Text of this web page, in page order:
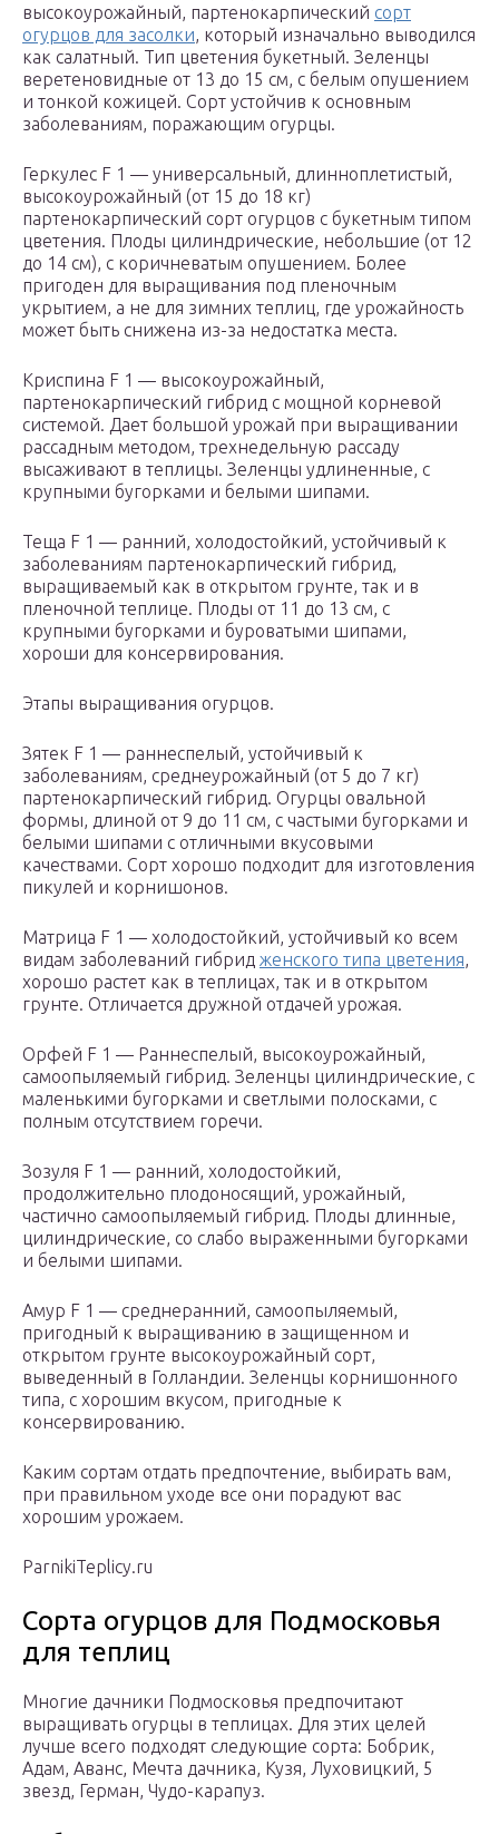
высокоурожайный, партенокарпический сорт
огурцов для засолки, который изначально выводился
как салатный. Тип цветения букетный. Зеленцы
веретеновидные от 13 до 15 см, с белым опушением
и тонкой кожицей. Сорт устойчив к основным
заболеваниям, поражающим огурцы.
Геркулес F 1 — универсальный, длинноплетистый,
высокоурожайный (от 15 до 18 кг)
партенокарпический сорт огурцов с букетным типом
цветения. Плоды цилиндрические, небольшие (от 12
до 14 см), с коричневатым опушением. Более
пригоден для выращивания под пленочным
укрытием, а не для зимних теплиц, где урожайность
может быть снижена из-за недостатка места.
Криспина F 1 — высокоурожайный,
партенокарпический гибрид с мощной корневой
системой. Дает большой урожай при выращивании
рассадным методом, трехнедельную рассаду
высаживают в теплицы. Зеленцы удлиненные, с
крупными бугорками и белыми шипами.
Теща F 1 — ранний, холодостойкий, устойчивый к
заболеваниям партенокарпический гибрид,
выращиваемый как в открытом грунте, так и в
пленочной теплице. Плоды от 11 до 13 см, с
крупными бугорками и буроватыми шипами,
хороши для консервирования.
Этапы выращивания огурцов.
Зятек F 1 — раннеспелый, устойчивый к
заболеваниям, среднеурожайный (от 5 до 7 кг)
партенокарпический гибрид. Огурцы овальной
формы, длиной от 9 до 11 см, с частыми бугорками и
белыми шипами с отличными вкусовыми
качествами. Сорт хорошо подходит для изготовления
пикулей и корнишонов.
Матрица F 1 — холодостойкий, устойчивый ко всем
видам заболеваний гибрид женского типа цветения,
хорошо растет как в теплицах, так и в открытом
грунте. Отличается дружной отдачей урожая.
Орфей F 1 — Раннеспелый, высокоурожайный,
самоопыляемый гибрид. Зеленцы цилиндрические, с
маленькими бугорками и светлыми полосками, с
полным отсутствием горечи.
Зозуля F 1 — ранний, холодостойкий,
продолжительно плодоносящий, урожайный,
частично самоопыляемый гибрид. Плоды длинные,
цилиндрические, со слабо выраженными бугорками
и белыми шипами.
Амур F 1 — среднеранний, самоопыляемый,
пригодный к выращиванию в защищенном и
открытом грунте высокоурожайный сорт,
выведенный в Голландии. Зеленцы корнишонного
типа, с хорошим вкусом, пригодные к
консервированию.
Каким сортам отдать предпочтение, выбирать вам,
при правильном уходе все они порадуют вас
хорошим урожаем.
ParnikiTeplicy.ru
Сорта огурцов для Подмосковья
для теплиц
Многие дачники Подмосковья предпочитают
выращивать огурцы в теплицах. Для этих целей
лучше всего подходят следующие сорта: Бобрик,
Адам, Аванс, Мечта дачника, Кузя, Луховицкий, 5
звезд, Герман, Чудо-карапуз.